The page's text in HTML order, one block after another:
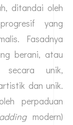
ditandai oleh
yang
Fasadnya
berani, atau
secara unik,
dan unik.
perpaduan
modern)